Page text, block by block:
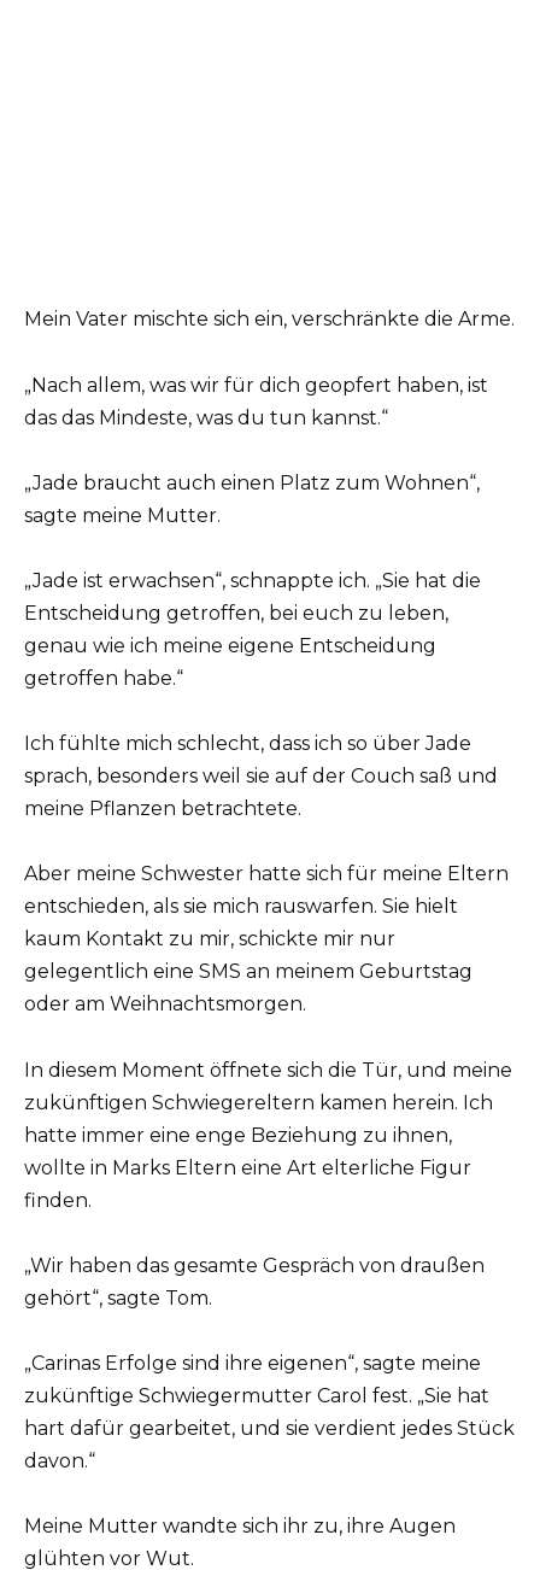
Mein Vater mischte sich ein, verschränkte die Arme.
„Nach allem, was wir für dich geopfert haben, ist
das das Mindeste, was du tun kannst.“
„Jade braucht auch einen Platz zum Wohnen“,
sagte meine Mutter.
„Jade ist erwachsen“, schnappte ich. „Sie hat die
Entscheidung getroffen, bei euch zu leben,
genau wie ich meine eigene Entscheidung
getroffen habe.“
Ich fühlte mich schlecht, dass ich so über Jade
sprach, besonders weil sie auf der Couch saß und
meine Pflanzen betrachtete.
Aber meine Schwester hatte sich für meine Eltern
entschieden, als sie mich rauswarfen. Sie hielt
kaum Kontakt zu mir, schickte mir nur
gelegentlich eine SMS an meinem Geburtstag
oder am Weihnachtsmorgen.
In diesem Moment öffnete sich die Tür, und meine
zukünftigen Schwiegereltern kamen herein. Ich
hatte immer eine enge Beziehung zu ihnen,
wollte in Marks Eltern eine Art elterliche Figur
finden.
„Wir haben das gesamte Gespräch von draußen
gehört“, sagte Tom.
„Carinas Erfolge sind ihre eigenen“, sagte meine
zukünftige Schwiegermutter Carol fest. „Sie hat
hart dafür gearbeitet, und sie verdient jedes Stück
davon.“
Meine Mutter wandte sich ihr zu, ihre Augen
glühten vor Wut.